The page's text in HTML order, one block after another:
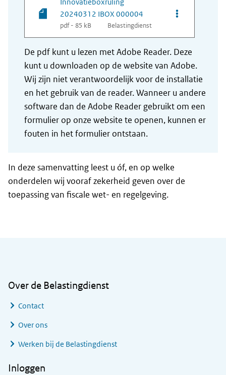
20240312 IBOX 000004
pdf - 85 kB Belastingdienst
Opties van
De pdf kunt u lezen met Adobe Reader. Deze
kunt u downloaden op de website van Adobe.
Wij zijn niet verantwoordelijk voor de installatie
en het gebruik van de reader. Wanneer u andere
software dan de Adobe Reader gebruikt om een
formulier op onze website te openen, kunnen er
fouten in het formulier ontstaan.
In deze samenvatting leest u óf, en op welke
onderdelen wij vooraf zekerheid geven over de
toepassing van fiscale wet- en regelgeving.
Over de Belastingdienst
Contact
Over ons
Werken bij de Belastingdienst
Inloggen